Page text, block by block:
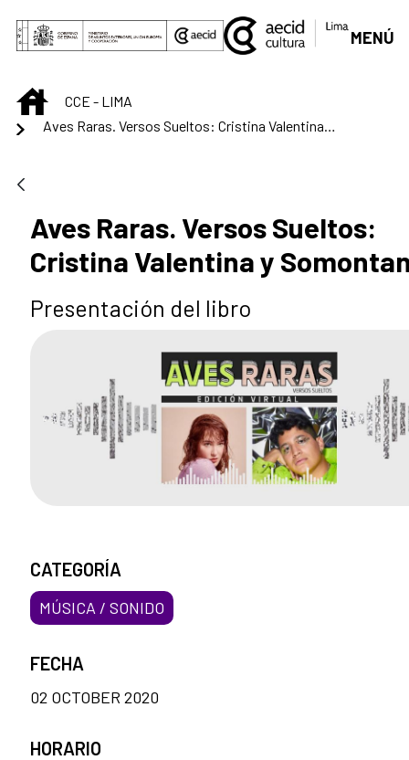
Skip to Main Content
MENÚ
INICIOCCE - LIMA
Aves Raras. Versos Sueltos: Cristina Valentina y Somontano
Aves Raras. Versos Sueltos:
Cristina Valentina y
Presentación del libro
CATEGORÍA
MÚSICA / SONIDO
FECHA
02 OCTOBER 2020
HORARIO